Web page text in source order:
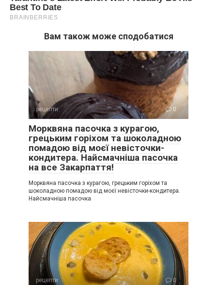
Вам також може сподобатися
рецепти 0
Морквяна пасочка з курагою,
грецьким горіхом та шоколадною
помадою від моєї невісточки-
кондитера. Найсмачніша пасочка
на все Закарпаття!
Морквяна пасочка з курагою, грецьким горіхом та
шоколадною помадою від моєї невісточки-кондитера.
Найсмачніша пасочка
рецепти 0